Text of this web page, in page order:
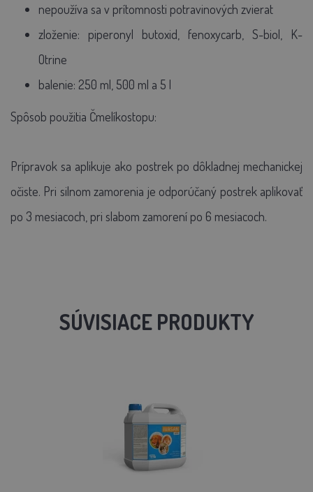
nepoužíva sa v prítomnosti potravinových zvierat
zloženie: piperonyl butoxid, fenoxycarb, S-biol, K-
Otrine
balenie: 250 ml, 500 ml a 5 l
Spôsob použitia Čmelíkostopu:
Prípravok sa aplikuje ako postrek po dôkladnej mechanickej
očiste. Pri silnom zamorenia je odporúčaný postrek aplikovať
po 3 mesiacoch, pri slabom zamorení po 6 mesiacoch.
SÚVISIACE PRODUKTY